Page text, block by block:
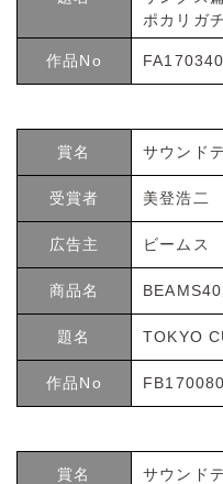
ポカリガ
作品No FA170340
賞名 サウンド
受賞者 美登浩二
広告主 ビームス
商品名
題名 TOKYO
作品No FB170080
賞名 サウンド